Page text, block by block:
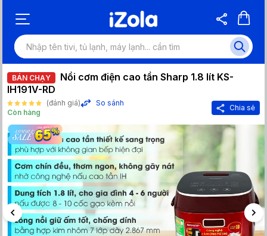
BÁN CHẠY
Nồi cơm điện cao tần Sharp 1.8 lít KS-
IH191V-RD
(đánh giá)
So sánh
Còn hàng
Chia sẻ